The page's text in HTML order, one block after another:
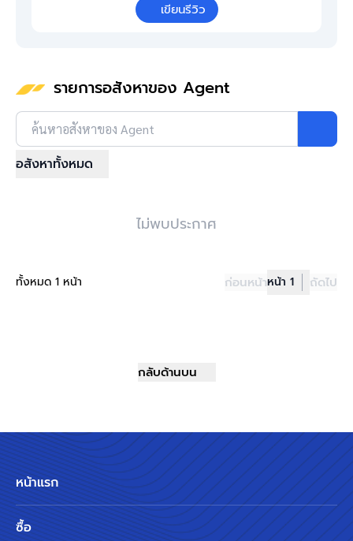
เขียนรีวิว
รายการอสังหาของ Agent
อสังหาทั้งหมด
ค้นหาอสังหาของ Agent
ไม่พบประกาศ
ทั้งหมด 1 หน้า ก่อนหน้าหน้า 1 ถัดไป
กลับด้านบน
หน้าแรก
ซื้อ